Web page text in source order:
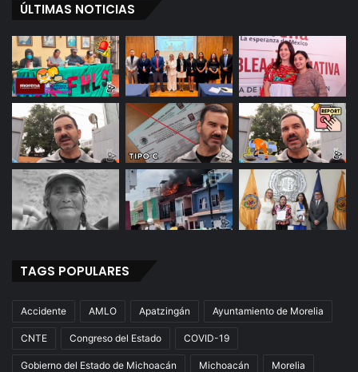
ÚLTIMAS NOTICIAS
TAGS POPULARES
Accidente AMLO Apatzingán Ayuntamiento de Morelia
CNTE Congreso del Estado COVID-19
Gobierno del Estado de Michoacán Michoacán Morelia